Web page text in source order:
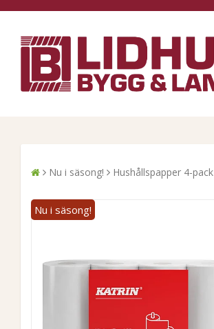
Nu i säsong! Hushållspapper 4-pack